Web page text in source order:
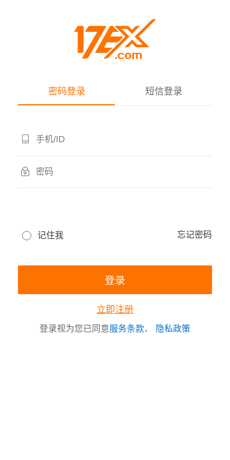
密码登录 短信登录
记住我 忘记密码
立即注册
登录视为您已同意服务条款、 隐私政策